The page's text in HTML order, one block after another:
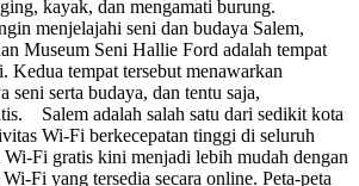
kayak, dan mengamati burung.
menjelajahi seni dan budaya Salem,
Museum Seni Hallie Ford adalah tempat
tempat tersebut menawarkan
seni serta budaya, dan tentu saja,
Salem adalah salah satu dari sedikit kota
Wi-Fi berkecepatan tinggi di seluruh
Wi-Fi gratis kini menjadi lebih mudah dengan
Fi yang tersedia secara online. Peta-peta